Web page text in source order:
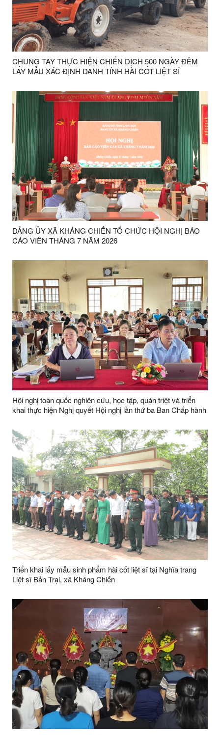
CHUNG TAY THỰC HIỆN CHIẾN DỊCH 500 NGÀY ĐÊM
LẤY MẪU XÁC ĐỊNH DANH TÍNH HÀI CỐT LIỆT SĨ
ĐẢNG ỦY XÃ KHÁNG CHIẾN TỔ CHỨC HỘI NGHỊ BÁO
CÁO VIÊN THÁNG 7 NĂM 2026
Hội nghị toàn quốc nghiên cứu, học tập, quán triệt và triển
khai thực hiện Nghị quyết Hội nghị lần thứ ba Ban Chấp hành
Triển khai lấy mẫu sinh phẩm hài cốt liệt sĩ tại Nghĩa trang
Liệt sĩ Bản Trại, xã Kháng Chiến